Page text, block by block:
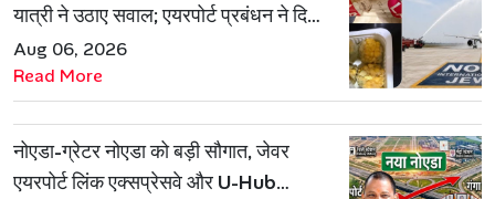
यात्री ने उठाए सवाल; एयरपोर्ट प्रबंधन ने दिया
जवाब
Aug 06, 2026
Read More
नोएडा-ग्रेटर नोएडा को बड़ी सौगात, जेवर
एयरपोर्ट लिंक एक्सप्रेसवे और U-Hub